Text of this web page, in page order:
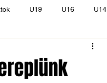
U19 U16 U14
Kajak-Kenu